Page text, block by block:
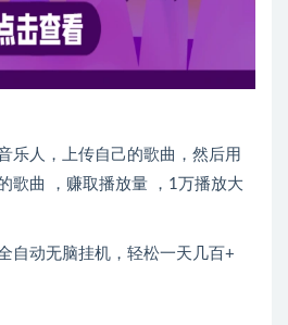
乐人，上传自己的歌曲，然后用
歌曲 ，赚取播放量 ，1万播放大
自动无脑挂机，轻松一天几百+